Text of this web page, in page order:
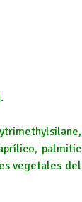
palmitic
vegetales del